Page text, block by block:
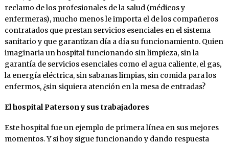
reclamo de los profesionales de la salud (médicos y
enfermeras), mucho menos le importa el de los compañeros
contratados que prestan servicios esenciales en el sistema
sanitario y que garantizan día a día su funcionamiento. Quien
imaginaria un hospital funcionando sin limpieza, sin la
garantía de servicios esenciales como el agua caliente, el gas,
la energía eléctrica, sin sabanas limpias, sin comida para los
enfermos, ¿sin siquiera atención en la mesa de entradas?
El hospital Paterson y sus trabajadores
Este hospital fue un ejemplo de primera línea en sus mejores
momentos. Y si hoy sigue funcionando y dando respuesta